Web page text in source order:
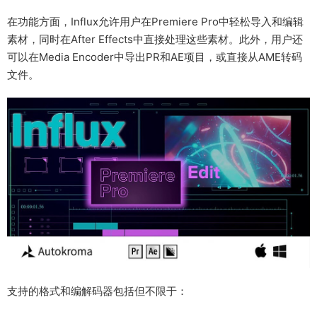
在功能方面，Influx允许用户在Premiere Pro中轻松导入和编辑
素材，同时在After Effects中直接处理这些素材。此外，用户还
可以在Media Encoder中导出PR和AE项目，或直接从AME转码
文件。
支持的格式和编解码器包括但不限于：